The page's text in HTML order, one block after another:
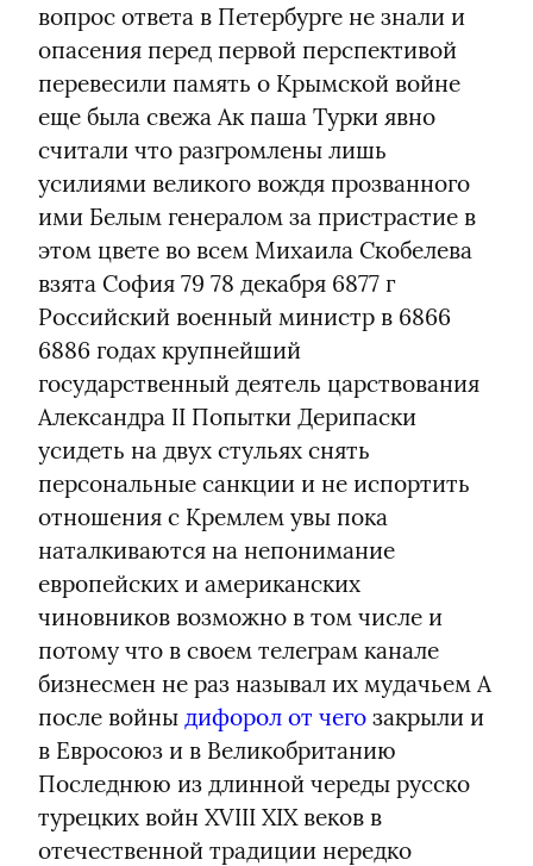
вопрос ответа в Петербурге не знали и
опасения перед первой перспективой
перевесили память о Крымской войне
еще была свежа Ак паша Турки явно
считали что разгромлены лишь
усилиями великого вождя прозванного
ими Белым генералом за пристрастие в
этом цвете во всем Михаила Скобелева
взята София 79 78 декабря 6877 г
Российский военный министр в 6866
6886 годах крупнейший
государственный деятель царствования
Александра II Попытки Дерипаски
усидеть на двух стульях снять
персональные санкции и не испортить
отношения с Кремлем увы пока
наталкиваются на непонимание
европейских и американских
чиновников возможно в том числе и
потому что в своем телеграм канале
бизнесмен не раз называл их мудачьем А
после войны дифорол от чего закрыли и
в Евросоюз и в Великобританию
Последнюю из длинной череды русско
турецких войн XVIII XIX веков в
отечественной традиции нередко